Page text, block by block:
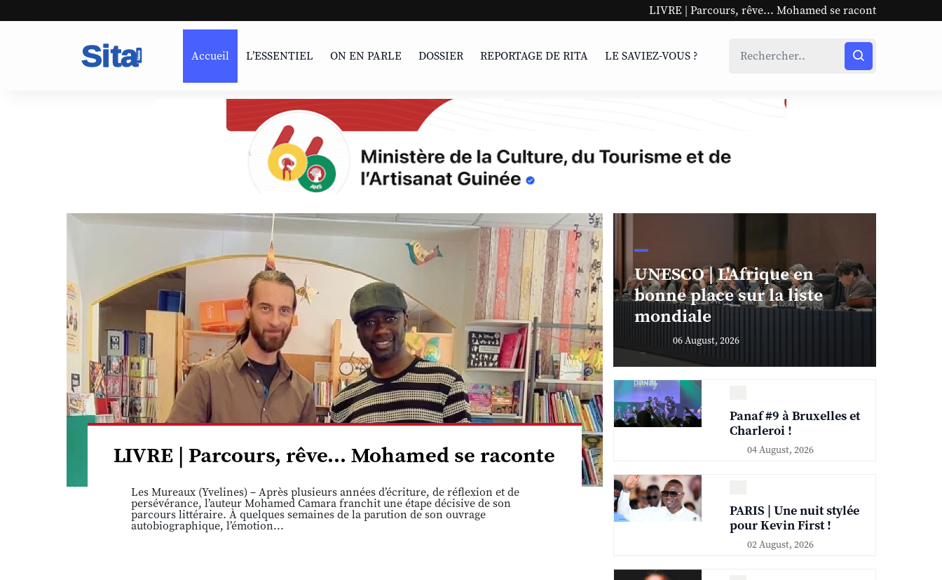
LIVRE | Parcours, rêve... Mohamed se raconte UNESCO | L'Afrique en
Accueil L’ESSENTIEL ON EN PARLE DOSSIER REPORTAGE DE RITA LE SAVIEZ-VOUS ?
LIVRE | Parcours, rêve... Mohamed se raconte
Les Mureaux (Yvelines) – Après plusieurs années d’écriture, de réflexion et de
persévérance, l’auteur Mohamed Camara franchit une étape décisive de son
parcours littéraire. À quelques semaines de la parution de son ouvrage
autobiographique, l’émotion...
UNESCO | L'Afrique en
bonne place sur la liste
mondiale
06 August, 2026
Panaf #9 à Bruxelles et
Charleroi !
04 August, 2026
PARIS | Une nuit stylée
pour Kevin First !
02 August, 2026